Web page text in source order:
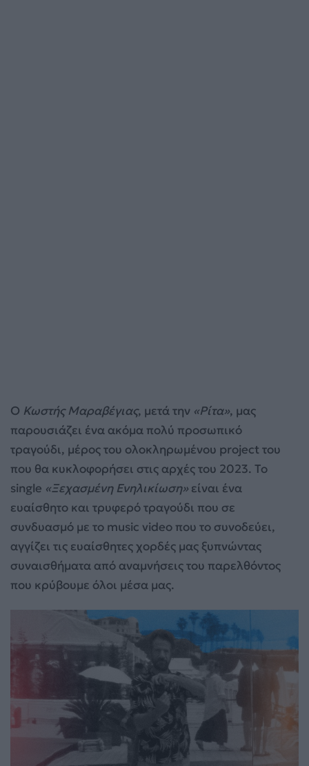
Ο Κωστής Μαραβέγιας, μετά την «Ρίτα», μας
παρουσιάζει ένα ακόμα πολύ προσωπικό
τραγούδι, μέρος του ολοκληρωμένου project του
που θα κυκλοφορήσει στις αρχές του 2023. Το
single «Ξεχασμένη Ενηλικίωση» είναι ένα
ευαίσθητο και τρυφερό τραγούδι που σε
συνδυασμό με το music video που το συνοδεύει,
αγγίζει τις ευαίσθητες χορδές μας ξυπνώντας
συναισθήματα από αναμνήσεις του παρελθόντος
που κρύβουμε όλοι μέσα μας.